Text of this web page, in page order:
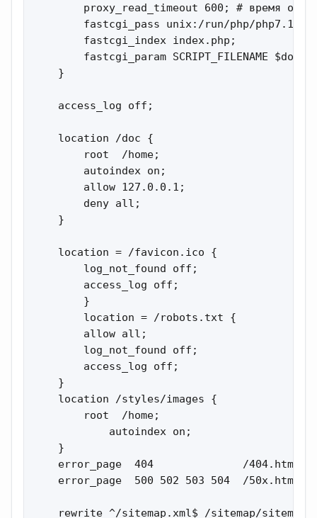
proxy_read_timeout 600; # время
fastcgi_pass unix:/run/php/php7.1-
        fastcgi_index index.php;
fastcgi_param SCRIPT_FILENAME
    }
    access_log off;
    location /doc {
        root  /home;
        autoindex on;
        allow 127.0.0.1;
        deny all;
    }
    location = /favicon.ico {
        log_not_found off;
        access_log off;
        }
        location = /robots.txt {
        allow all;
        log_not_found off;
        access_log off;
    }
    location /styles/images {
        root  /home;
            autoindex on;
    }
    error_page  404              /404.html;
    error_page  500 502 503 504  /50x.html;
rewrite ^/sitemap.xml$ /sitemap/